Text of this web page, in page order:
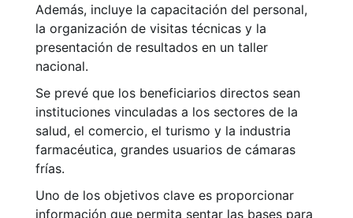
Además, incluye la capacitación del personal,
la organización de visitas técnicas y la
presentación de resultados en un taller
nacional.
Se prevé que los beneficiarios directos sean
instituciones vinculadas a los sectores de la
salud, el comercio, el turismo y la industria
farmacéutica, grandes usuarios de cámaras
frías.
Uno de los objetivos clave es proporcionar
información que permita sentar las bases para